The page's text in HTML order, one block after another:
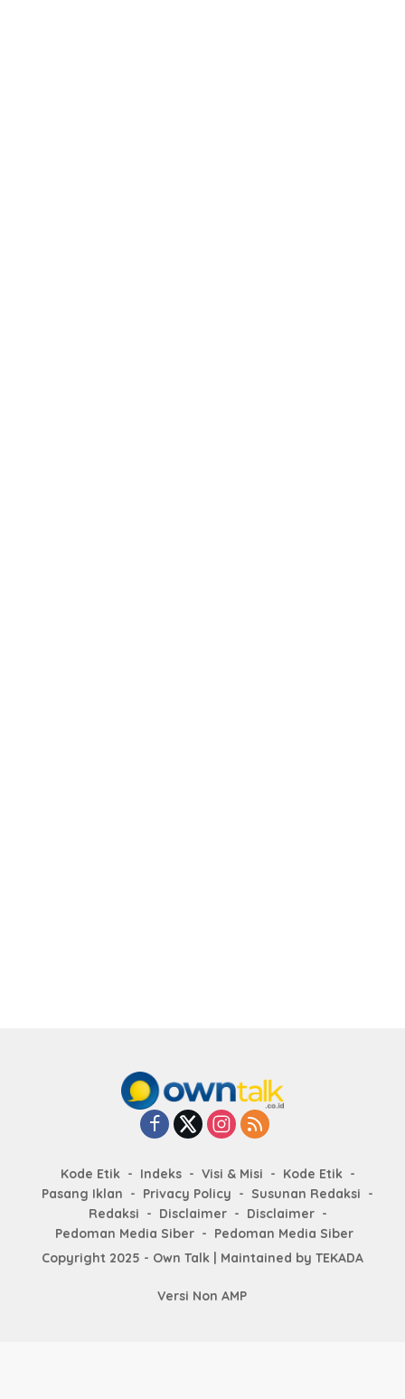
Kode Etik Indeks Visi & Misi
Kode Etik
Pasang Iklan
Privacy Policy
Susunan Redaksi
Redaksi
Disclaimer
Disclaimer
Pedoman Media Siber
Pedoman Media Siber
Copyright 2025 - Own Talk | Maintained by TEKADA
Versi Non AMP